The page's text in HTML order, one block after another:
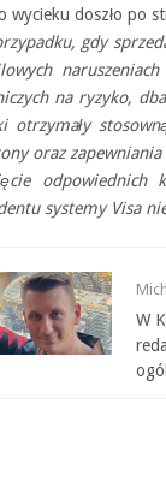
wycieku doszło po
gdy
na ryzyko,
otrzymały
oraz
odpowiednich
systemy Visa
W